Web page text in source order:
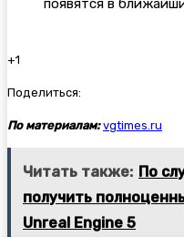
появятся в
+1
Поделиться:
По материалам: vgtimes.ru
Читать также: По
получить
Unreal Engine 5